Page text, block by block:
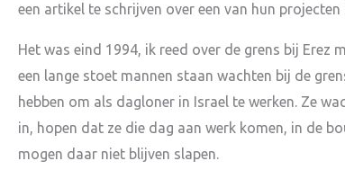
een artikel te schrijven over een van hun
Het was eind 1994, ik reed over de grens bij Erez
een lange stoet mannen staan wachten bij de
hebben om als dagloner in Israel te werken. Ze
in, hopen dat ze die dag aan werk komen, in de
mogen daar niet blijven slapen.